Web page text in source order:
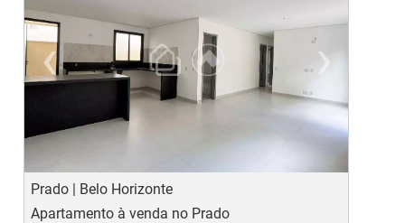
‹
Previous
›
Prado | Belo Horizonte
Apartamento à venda no Prado